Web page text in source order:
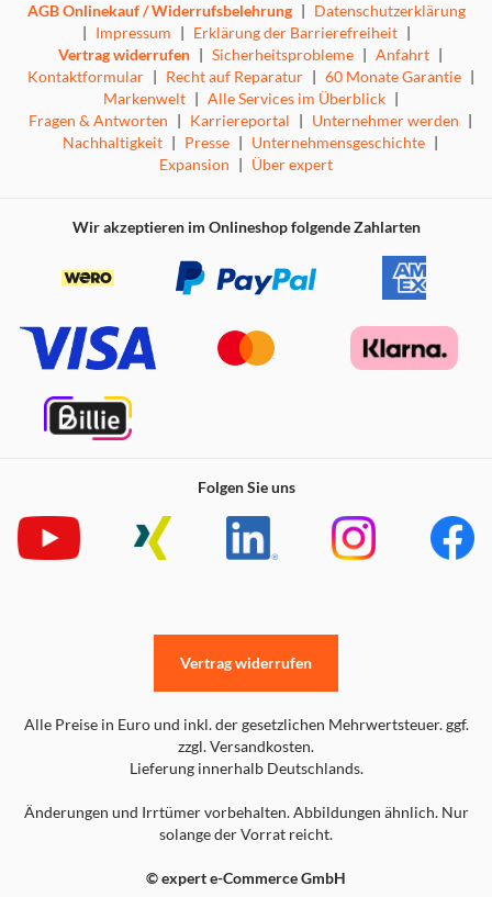
AGB Onlinekauf / Widerrufsbelehrung | Datenschutzerklärung
| Impressum | Erklärung der Barrierefreiheit |
Vertrag widerrufen | Sicherheitsprobleme | Anfahrt |
Kontaktformular | Recht auf Reparatur | 60 Monate Garantie |
Markenwelt | Alle Services im Überblick |
Fragen & Antworten | Karriereportal | Unternehmer werden |
Nachhaltigkeit | Presse | Unternehmensgeschichte |
Expansion | Über expert
Wir akzeptieren im Onlineshop folgende Zahlarten
Folgen Sie uns
Alle Preise in Euro und inkl. der gesetzlichen Mehrwertsteuer. ggf.
zzgl. Versandkosten.
Lieferung innerhalb Deutschlands.
Änderungen und Irrtümer vorbehalten. Abbildungen ähnlich. Nur
solange der Vorrat reicht.
© expert e-Commerce GmbH
Vertrag widerrufen